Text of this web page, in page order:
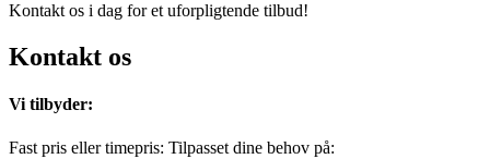
Kontakt os i dag for et uforpligtende tilbud!
Kontakt os
Vi tilbyder:
Fast pris eller timepris: Tilpasset dine behov på: